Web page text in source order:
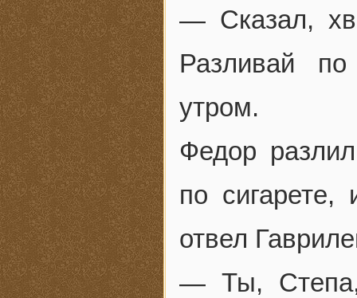
— Сказал,
Разливай
утром.
Федор
по
отвел
— Ты, Степа,